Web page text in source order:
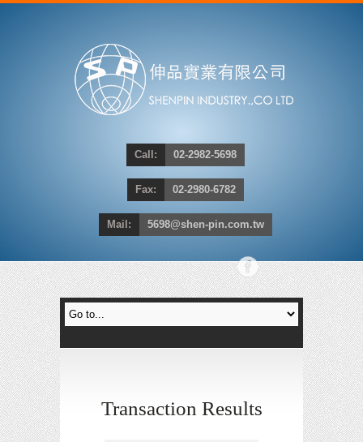
Call: 02-2982-5698
Fax: 02-2980-6782
Mail: 5698@shen-pin.com.tw
Transaction Results